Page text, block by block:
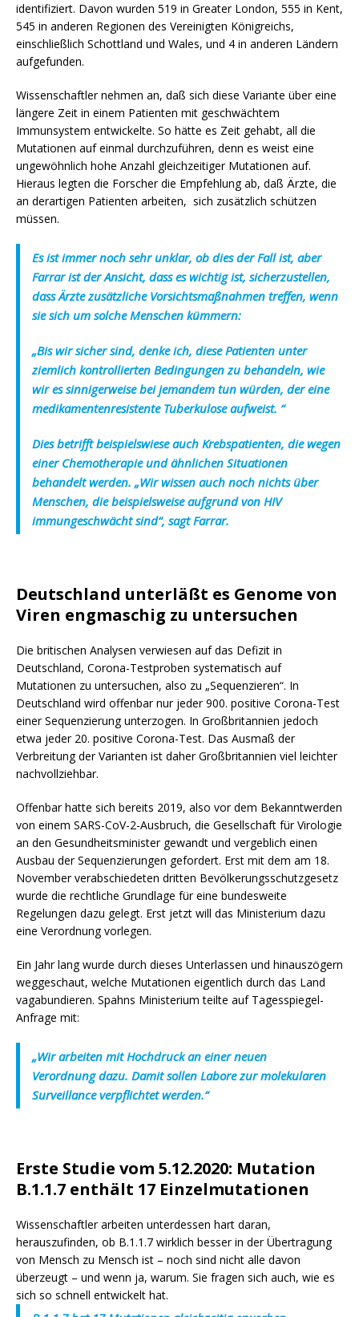
identifiziert. Davon wurden 519 in Greater London, 555 in Kent,
545 in anderen Regionen des Vereinigten Königreichs,
einschließlich Schottland und Wales, und 4 in anderen Ländern
aufgefunden.
Wissenschaftler nehmen an, daß sich diese Variante über eine
längere Zeit in einem Patienten mit geschwächtem
Immunsystem entwickelte. So hätte es Zeit gehabt, all die
Mutationen auf einmal durchzuführen, denn es weist eine
ungewöhnlich hohe Anzahl gleichzeitiger Mutationen auf.
Hieraus legten die Forscher die Empfehlung ab, daß Ärzte, die
an derartigen Patienten arbeiten, sich zusätzlich schützen
müssen.
Es ist immer noch sehr unklar, ob dies der Fall ist, aber
Farrar ist der Ansicht, dass es wichtig ist, sicherzustellen,
dass Ärzte zusätzliche Vorsichtsmaßnahmen treffen, wenn
sie sich um solche Menschen kümmern:
„Bis wir sicher sind, denke ich, diese Patienten unter
ziemlich kontrollierten Bedingungen zu behandeln, wie
wir es sinnigerweise bei jemandem tun würden, der eine
medikamentenresistente Tuberkulose aufweist. “
Dies betrifft beispielswiese auch Krebspatienten, die wegen
einer Chemotherapie und ähnlichen Situationen
behandelt werden. „Wir wissen auch noch nichts über
Menschen, die beispielsweise aufgrund von HIV
immungeschwächt sind“, sagt Farrar.
Deutschland unterläßt es Genome von
Viren engmaschig zu untersuchen
Die britischen Analysen verwiesen auf das Defizit in
Deutschland, Corona-Testproben systematisch auf
Mutationen zu untersuchen, also zu „Sequenzieren“. In
Deutschland wird offenbar nur jeder 900. positive Corona-Test
einer Sequenzierung unterzogen. In Großbritannien jedoch
etwa jeder 20. positive Corona-Test. Das Ausmaß der
Verbreitung der Varianten ist daher Großbritannien viel leichter
nachvollziehbar.
Offenbar hatte sich bereits 2019, also vor dem Bekanntwerden
von einem SARS-CoV-2-Ausbruch, die Gesellschaft für Virologie
an den Gesundheitsminister gewandt und vergeblich einen
Ausbau der Sequenzierungen gefordert. Erst mit dem am 18.
November verabschiedeten dritten Bevölkerungsschutzgesetz
wurde die rechtliche Grundlage für eine bundesweite
Regelungen dazu gelegt. Erst jetzt will das Ministerium dazu
eine Verordnung vorlegen.
Ein Jahr lang wurde durch dieses Unterlassen und hinauszögern
weggeschaut, welche Mutationen eigentlich durch das Land
vagabundieren. Spahns Ministerium teilte auf Tagesspiegel-
Anfrage mit:
„Wir arbeiten mit Hochdruck an einer neuen
Verordnung dazu. Damit sollen Labore zur molekularen
Surveillance verpflichtet werden.“
Erste Studie vom 5.12.2020: Mutation
B.1.1.7 enthält 17 Einzelmutationen
Wissenschaftler arbeiten unterdessen hart daran,
herauszufinden, ob B.1.1.7 wirklich besser in der Übertragung
von Mensch zu Mensch ist – noch sind nicht alle davon
überzeugt – und wenn ja, warum. Sie fragen sich auch, wie es
sich so schnell entwickelt hat.